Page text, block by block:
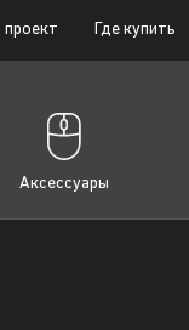
проект Где купить
Аксессуары